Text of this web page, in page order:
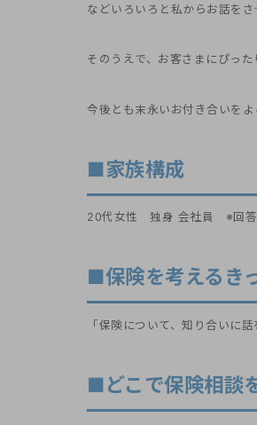
などいろいろと私からお話を
そのうえで、お客さまにぴっ
今後とも末永いお付き合いをよ
■家族構成
20代女性 独身 会社員 ※回
■保険を考えるき
「保険について、知り合いに
■どこで保険相談